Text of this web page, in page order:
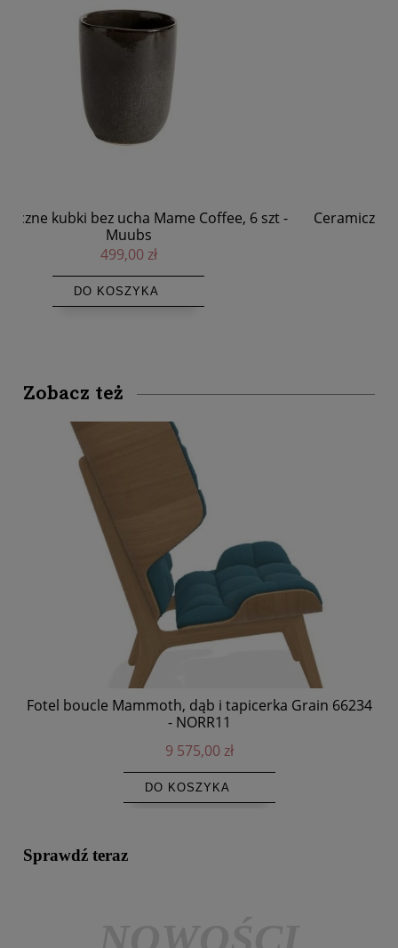
Ceramiczne talerze obiadowe Mame Coffee, 6 szt -
DO KOSZYKA
Zobacz też
Fotel boucle Mammoth, dąb i tapicerka Grain 66234
- NORR11
9 575,00 zł
DO KOSZYKA
Sprawdź teraz